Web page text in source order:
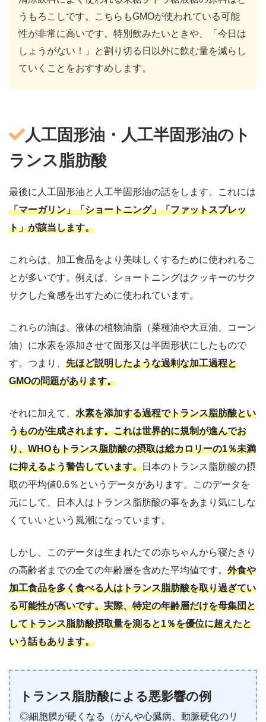
うもろこしです。こちらもGMOが使われている可能
性が非常に高いです。特別飲みたいときや、「今日は
しょうがない！」と割り切る日以外に飲む量を減らし
ていくことをおすすめします。
人工固形油・人工半固形油のト
ランス脂肪酸
最後に人工固形油と人工半固形油の話をします。これには
「マーガリン」「ショートニング」「ファットスプレッ
ト」が該当します。
これらは、加工食品をより美味しくするために使われるこ
とが多いです。例えば、ショートニングはクッキーのサク
サクした食感を出すために使われています。
これらの油は、液体の植物油脂（菜種油や大豆油、コーン
油）に水素を添加させて固形又は半固形状にしたもので
す。つまり、 先ほど説明したような過剰な加工過程と
GMOの問題があります。
それに加えて、 水素を添加する過程でトランス脂肪酸とい
うものが生成されます。これは世界的に規制が進んでお
り、WHOもトランス脂肪酸の摂取は総カロリーの1％未満
に抑えるよう警告しています。日本のトランス脂肪酸の摂
取の平均値0.6％というデータがあります。このデータを
元にして、日本人はトランス脂肪酸の事をあまり気にしな
くていいという風潮になっています。
しかし、このデータは生まれたての赤ちゃんから寝たきり
の高齢者までの全ての年齢層を含めた平均値です。 外食や
加工食品を多く食べる人はトランス脂肪酸を取り過ぎてい
る可能性が高いです。実際、特定の年齢層だけを母集団と
してトランス脂肪酸摂取量を測ると1％を優位に超えたと
いう話もあります。
トランス脂肪酸による悪影響の例
◎細胞膜が硬くなる（がんや心臓病、動脈硬化のリ